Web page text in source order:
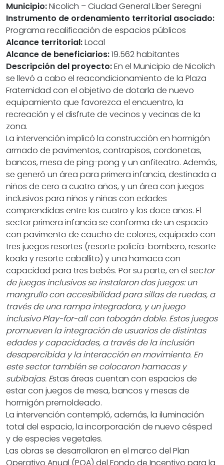
Municipio:Nicolich – Ciudad General Líber Seregni
Instrumento de ordenamiento territorial asociado:
Programa recalificación de espacios públicos
Alcance territorial:Local
Alcance de beneficiarios:19.562 habitantes
Descripción del proyecto:En el Municipio de Nicolich
se llevó a cabo el reacondicionamiento de la Plaza
Fraternidad con el objetivo de dotarla de nuevo
equipamiento que favorezca el encuentro, la
recreación y el disfrute de vecinos y vecinas de la
zona.
La intervención implicó la construcción en hormigón
armado de pavimentos, contrapisos, cordonetas,
bancos, mesa de ping-pong y un anfiteatro. Además,
se generó un área para primera infancia, destinada a
niños de cero a cuatro años, y un área con juegos
inclusivos para niños y niñas con edades
comprendidas entre los cuatro y los doce años. El
sector primera infancia se conforma de un espacio
con pavimento de caucho de colores, equipado con
tres juegos resortes (resorte policía-bombero, resorte
koala y resorte caballito) y una hamaca con
capacidad para tres bebés. Por su parte, en el sector
de juegos inclusivos se instalaron dos juegos: un
mangrullo con accesibilidad para sillas de ruedas, a
través de una rampa integradora, y un juego
inclusivo Play-for-all con tobogán doble. Estos juegos
promueven la integración de usuarios de distintas
edades y capacidades, a través de la inclusión
desapercibida y la interacción en movimiento. En
este sector también se colocaron hamacas y
subibajas. Estas áreas cuentan con espacios de
estar con juegos de mesa, bancos y mesas de
hormigón premoldeado.
La intervención contempló, además, la iluminación
total del espacio, la incorporación de nuevo césped
y de especies vegetales.
Las obras se desarrollaron en el marco del Plan